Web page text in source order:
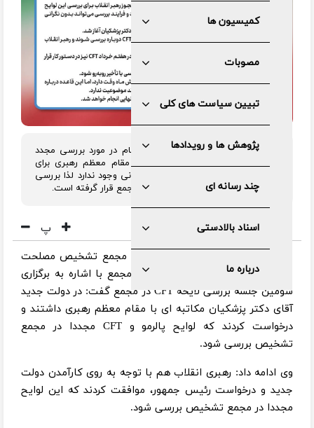
کمیسیون ها
مصوبات
تبیین سیاست های کلی
پژوهش ها و رویدادها
چند رسانه ای
اسناد بالادستی
درباره ما
سخنگوی مجمع تشخیص مصلحت نظام در مورد بررسی مجدد
لایحه CFT در مجمع گفت: در مجوز مقام معظم رهبری برای
بررسی این لوایح قید و محدودیت زمانی وجود ندارد لذا بررسی
لایحه CFT مجددا در دستور کار صحن مجمع قرار گرفته است.
پ
به گزارش مرکز رسانه و روابط عمومی مجمع تشخیص مصلحت
نظام، سید محسن دهنوی سخنگوی مجمع با اشاره به برگزاری
سومین جلسه بررسی لایحه CFT در مجمع گفت: در دولت جدید
آقای دکتر پزشکیان مکاتبه ای با مقام معظم رهبری داشتند و
درخواست کردند که لوایح پالرمو و CFT مجددا در مجمع
تشخیص بررسی شود.
وی ادامه داد: رهبری انقلاب هم با توجه به روی کارآمدن دولت
جدید و درخواست رئیس جمهور، موافقت کردند که این لوایح
مجددا در مجمع تشخیص بررسی شود.